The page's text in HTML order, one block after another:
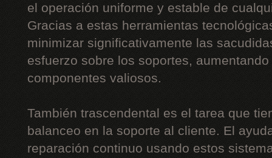
el operación uniforme y estable de
Gracias a estas herramientas
minimizar significativamente las
esfuerzo sobre los soportes,
componentes valiosos.
También trascendental es el tarea que
balanceo en la soporte al cliente. El
reparación continuo usando estos